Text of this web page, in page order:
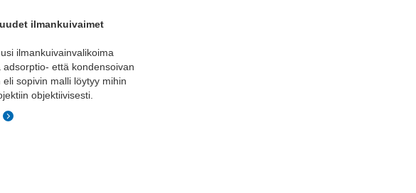
ilmankuivaimet
ilmankuivainvalikoima
adsorptio- että kondensoivan
eli sopivin malli löytyy mihin
objektiivisesti.